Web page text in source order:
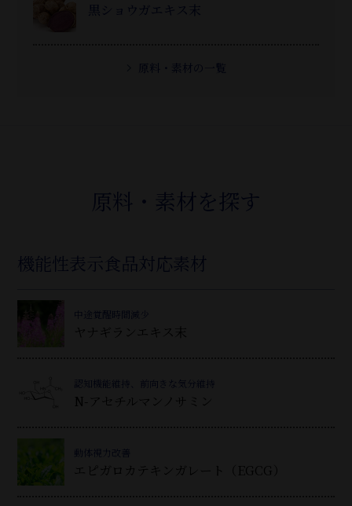
黒ショウガエキス末
原料・素材の一覧
原料・素材を探す
機能性表示食品対応素材
中途覚醒時間減少
ヤナギランエキス末
認知機能維持、前向きな気分維持
N-アセチルマンノサミン
動体視力改善
エピガロカテキンガレート（EGCG）